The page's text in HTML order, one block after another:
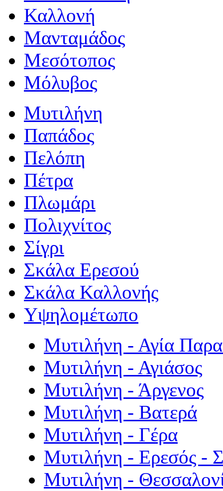
Καλλονή
Μανταμάδος
Μεσότοπος
Μόλυβος
Μυτιλήνη
Παπάδος
Πελόπη
Πέτρα
Πλωμάρι
Πολιχνίτος
Σίγρι
Σκάλα Ερεσού
Σκάλα Καλλονής
Υψηλομέτωπο
Μυτιλήνη - Αγία
Μυτιλήνη - Αγιάσος
Μυτιλήνη - Άργενος
Μυτιλήνη - Βατερά
Μυτιλήνη - Γέρα
Μυτιλήνη - Ερεσός -
Μυτιλήνη -